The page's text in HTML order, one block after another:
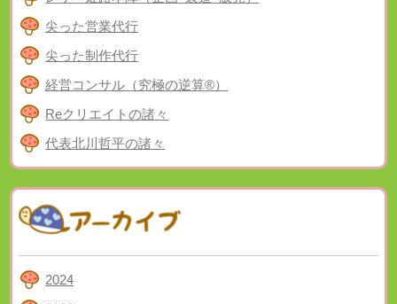
尖った営業代行
尖った制作代行
経営コンサル（究極の逆算®）
Reクリエイトの諸々
代表北川哲平の諸々
2024